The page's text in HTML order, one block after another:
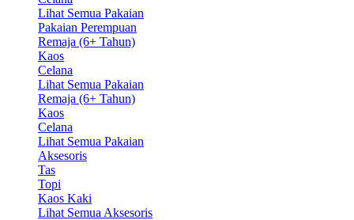
Lihat Semua Pakaian
Pakaian Perempuan
Remaja (6+ Tahun)
Kaos
Celana
Lihat Semua Pakaian
Remaja (6+ Tahun)
Kaos
Celana
Lihat Semua Pakaian
Aksesoris
Tas
Topi
Kaos Kaki
Lihat Semua Aksesoris